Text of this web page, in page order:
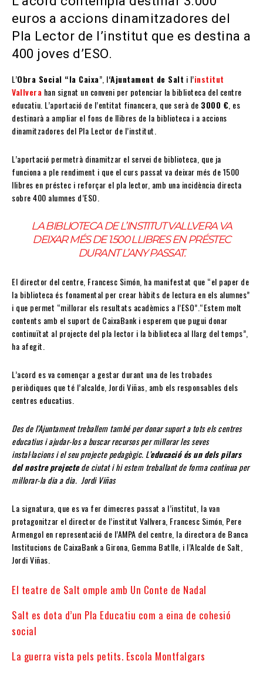
euros a accions dinamitzadores del
Pla Lector de l’institut que es destina a
400 joves d’ESO.
L’Obra Social “la Caixa”, l‘Ajuntament de Salt i l’institut
Vallvera han signat un conveni per potenciar la biblioteca del centre
educatiu. L’aportació de l’entitat financera, que serà de 3000 €, es
destinarà a ampliar el fons de llibres de la biblioteca i a accions
dinamitzadores del Pla Lector de l’institut.
L’aportació permetrà dinamitzar el servei de biblioteca, que ja
funciona a ple rendiment i que el curs passat va deixar més de 1500
llibres en préstec i reforçar el pla lector, amb una incidència directa
sobre 400 alumnes d’ESO.
LA BIBLIOTECA DE L’INSTITUT VALLVERA VA
DEIXAR MÉS DE 1.500 LLIBRES EN PRÉSTEC
DURANT L’ANY PASSAT.
El director del centre, Francesc Simón, ha manifestat que “el paper de
la biblioteca és fonamental per crear hàbits de lectura en els alumnes”
i que permet “millorar els resultats acadèmics a l’ESO”.“Estem molt
contents amb el suport de CaixaBank i esperem que pugui donar
continuïtat al projecte del pla lector i la biblioteca al llarg del temps”,
ha afegit.
L’acord es va començar a gestar durant una de les trobades
periòdiques que té l’alcalde, Jordi Viñas, amb els responsables dels
centres educatius.
Des de l’Ajuntament treballem també per donar suport a tots els centres
educatius i ajudar-los a buscar recursos per millorar les seves
instal·lacions i el seu projecte pedagògic. L’educació és un dels pilars
del nostre projectede ciutat i hi estem treballant de forma continua per
millorar-la dia a dia. Jordi Viñas
La signatura, que es va fer dimecres passat a l’institut, la van
protagonitzar el director de l’institut Vallvera, Francesc Simón, Pere
Armengol en representació de l’AMPA del centre, la directora de Banca
Institucions de CaixaBank a Girona, Gemma Batlle, i l’Alcalde de Salt,
Jordi Viñas. ​
El teatre de Salt omple amb Un Conte de Nadal
Salt es dota d’un Pla Educatiu com a eina de cohesió
social
La guerra vista pels petits. Escola Montfalgars